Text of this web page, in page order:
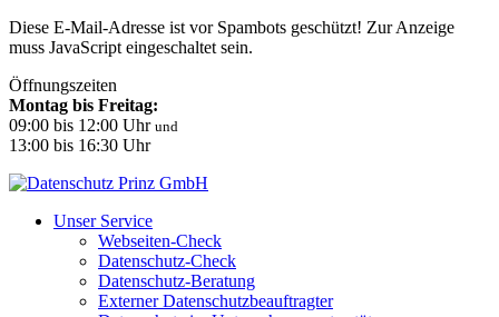
Diese E-Mail-Adresse ist vor Spambots geschützt! Zur Anzeige
muss JavaScript eingeschaltet sein.
Öffnungszeiten
Montag bis Freitag:
09:00 bis 12:00 Uhr und
13:00 bis 16:30 Uhr
Unser Service
Webseiten-Check
Datenschutz-Check
Datenschutz-Beratung
Externer Datenschutzbeauftragter